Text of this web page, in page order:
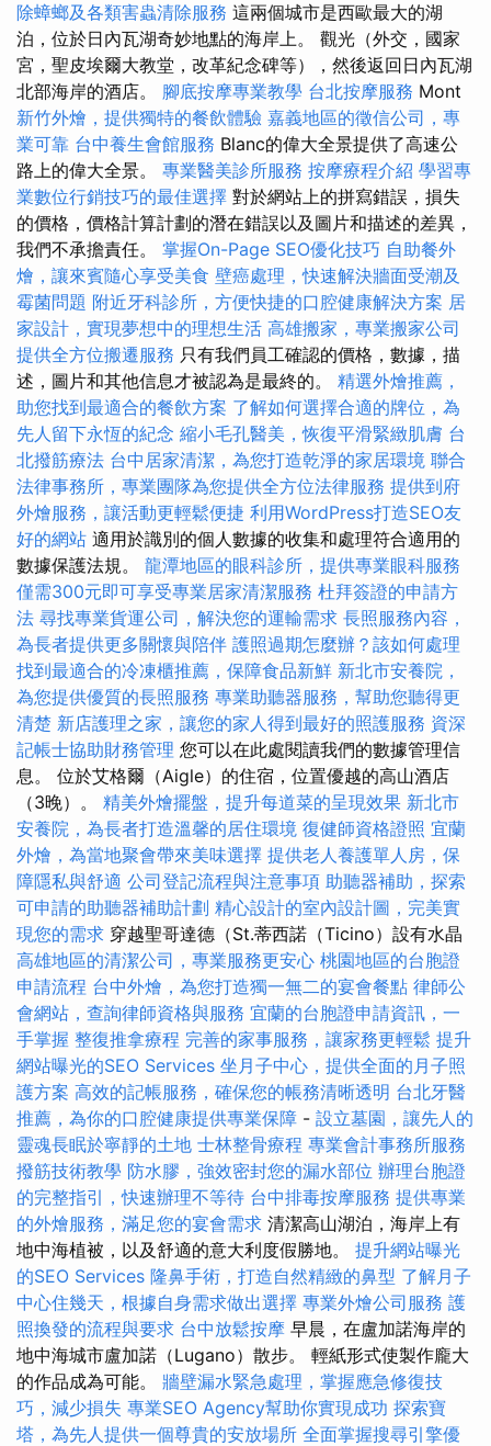
除蟑螂及各類害蟲清除服務 這兩個城市是西歐最大的湖
泊，位於日內瓦湖奇妙地點的海岸上。 觀光（外交，國家
宮，聖皮埃爾大教堂，改革紀念碑等），然後返回日內瓦湖
北部海岸的酒店。 腳底按摩專業教學 台北按摩服務 Mont
新竹外燴，提供獨特的餐飲體驗 嘉義地區的徵信公司，專
業可靠 台中養生會館服務 Blanc的偉大全景提供了高速公
路上的偉大全景。 專業醫美診所服務 按摩療程介紹 學習專
業數位行銷技巧的最佳選擇 對於網站上的拼寫錯誤，損失
的價格，價格計算計劃的潛在錯誤以及圖片和描述的差異，
我們不承擔責任。 掌握On-Page SEO優化技巧 自助餐外
燴，讓來賓隨心享受美食 壁癌處理，快速解決牆面受潮及
霉菌問題 附近牙科診所，方便快捷的口腔健康解決方案 居
家設計，實現夢想中的理想生活 高雄搬家，專業搬家公司
提供全方位搬遷服務 只有我們員工確認的價格，數據，描
述，圖片和其他信息才被認為是最終的。 精選外燴推薦，
助您找到最適合的餐飲方案 了解如何選擇合適的牌位，為
先人留下永恆的紀念 縮小毛孔醫美，恢復平滑緊緻肌膚 台
北撥筋療法 台中居家清潔，為您打造乾淨的家居環境 聯合
法律事務所，專業團隊為您提供全方位法律服務 提供到府
外燴服務，讓活動更輕鬆便捷 利用WordPress打造SEO友
好的網站 適用於識別的個人數據的收集和處理符合適用的
數據保護法規。 龍潭地區的眼科診所，提供專業眼科服務
僅需300元即可享受專業居家清潔服務 杜拜簽證的申請方
法 尋找專業貨運公司，解決您的運輸需求 長照服務內容，
為長者提供更多關懷與陪伴 護照過期怎麼辦？該如何處理
找到最適合的冷凍櫃推薦，保障食品新鮮 新北市安養院，
為您提供優質的長照服務 專業助聽器服務，幫助您聽得更
清楚 新店護理之家，讓您的家人得到最好的照護服務 資深
記帳士協助財務管理 您可以在此處閱讀我們的數據管理信
息。 位於艾格爾（Aigle）的住宿，位置優越的高山酒店
（3晚）。 精美外燴擺盤，提升每道菜的呈現效果 新北市
安養院，為長者打造溫馨的居住環境 復健師資格證照 宜蘭
外燴，為當地聚會帶來美味選擇 提供老人養護單人房，保
障隱私與舒適 公司登記流程與注意事項 助聽器補助，探索
可申請的助聽器補助計劃 精心設計的室內設計圖，完美實
現您的需求 穿越聖哥達德（St.蒂西諾（Ticino）設有水晶
高雄地區的清潔公司，專業服務更安心 桃園地區的台胞證
申請流程 台中外燴，為您打造獨一無二的宴會餐點 律師公
會網站，查詢律師資格與服務 宜蘭的台胞證申請資訊，一
手掌握 整復推拿療程 完善的家事服務，讓家務更輕鬆 提升
網站曝光的SEO Services 坐月子中心，提供全面的月子照
護方案 高效的記帳服務，確保您的帳務清晰透明 台北牙醫
推薦，為你的口腔健康提供專業保障 - 設立墓園，讓先人的
靈魂長眠於寧靜的土地 士林整骨療程 專業會計事務所服務
撥筋技術教學 防水膠，強效密封您的漏水部位 辦理台胞證
的完整指引，快速辦理不等待 台中排毒按摩服務 提供專業
的外燴服務，滿足您的宴會需求 清潔高山湖泊，海岸上有
地中海植被，以及舒適的意大利度假勝地。 提升網站曝光
的SEO Services 隆鼻手術，打造自然精緻的鼻型 了解月子
中心住幾天，根據自身需求做出選擇 專業外燴公司服務 護
照換發的流程與要求 台中放鬆按摩 早晨，在盧加諾海岸的
地中海城市盧加諾（Lugano）散步。 輕紙形式使製作龐大
的作品成為可能。 牆壁漏水緊急處理，掌握應急修復技
巧，減少損失 專業SEO Agency幫助你實現成功 探索寶
塔，為先人提供一個尊貴的安放場所 全面掌握搜尋引擎優